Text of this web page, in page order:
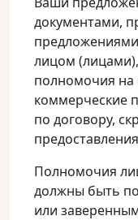
документами,
лицом
полномочия на
коммерческие
по договору,
Полномочия
должны быть
или